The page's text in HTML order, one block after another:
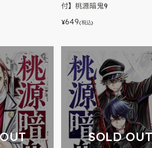
付】桃源暗鬼9
¥649(税込)
SOLD